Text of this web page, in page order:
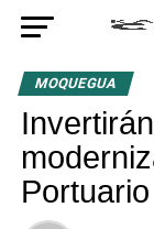
MOQUEGUA